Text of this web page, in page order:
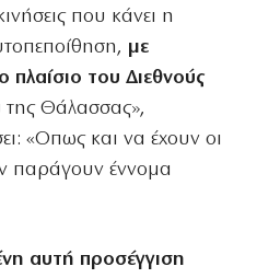
που κάνει η
με
του Διεθνούς
της Θάλασσας»,
«Οπως και να έχουν οι
παράγουν έννομα
αυτή προσέγγιση